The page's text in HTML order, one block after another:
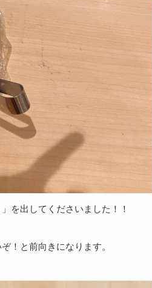
を出してくださいました！！
！と前向きになります。